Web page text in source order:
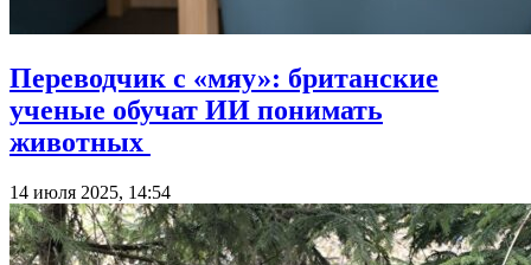
Переводчик с «мяу»: британские
ученые обучат ИИ понимать
животных
14 июля 2025, 14:54